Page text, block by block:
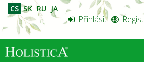
CS SK RU JA
Přihlásit